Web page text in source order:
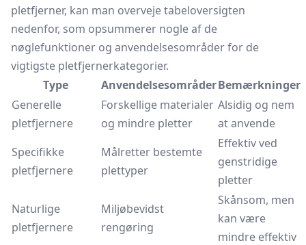
pletfjerner, kan man overveje tabeloversigten
nedenfor, som opsummerer nogle af de
nøglefunktioner og anvendelsesområder for de
vigtigste pletfjernerkategorier.
Type
AnvendelsesområderBemærkninger
Generelle
pletfjernere
Forskellige materialer
og mindre pletter
Alsidig og nem
at anvende
Specifikke
pletfjernere
Målretter bestemte
plettyper
Effektiv ved
genstridige
pletter
Naturlige
pletfjernere
Miljøbevidst
rengøring
Skånsom, men
kan være
mindre effektiv